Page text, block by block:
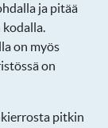
ja pitää
on myös
on
pitkin